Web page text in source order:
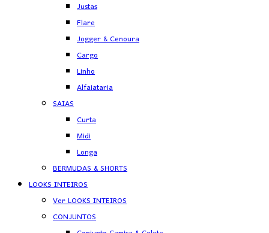
Justas
Flare
Jogger & Cenoura
Cargo
Linho
Alfaiataria
SAIAS
Curta
Midi
Longa
BERMUDAS & SHORTS
LOOKS INTEIROS
Ver LOOKS INTEIROS
CONJUNTOS